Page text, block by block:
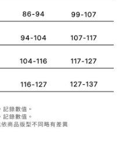
人資訊註冊。若發現惡意使用之情形，